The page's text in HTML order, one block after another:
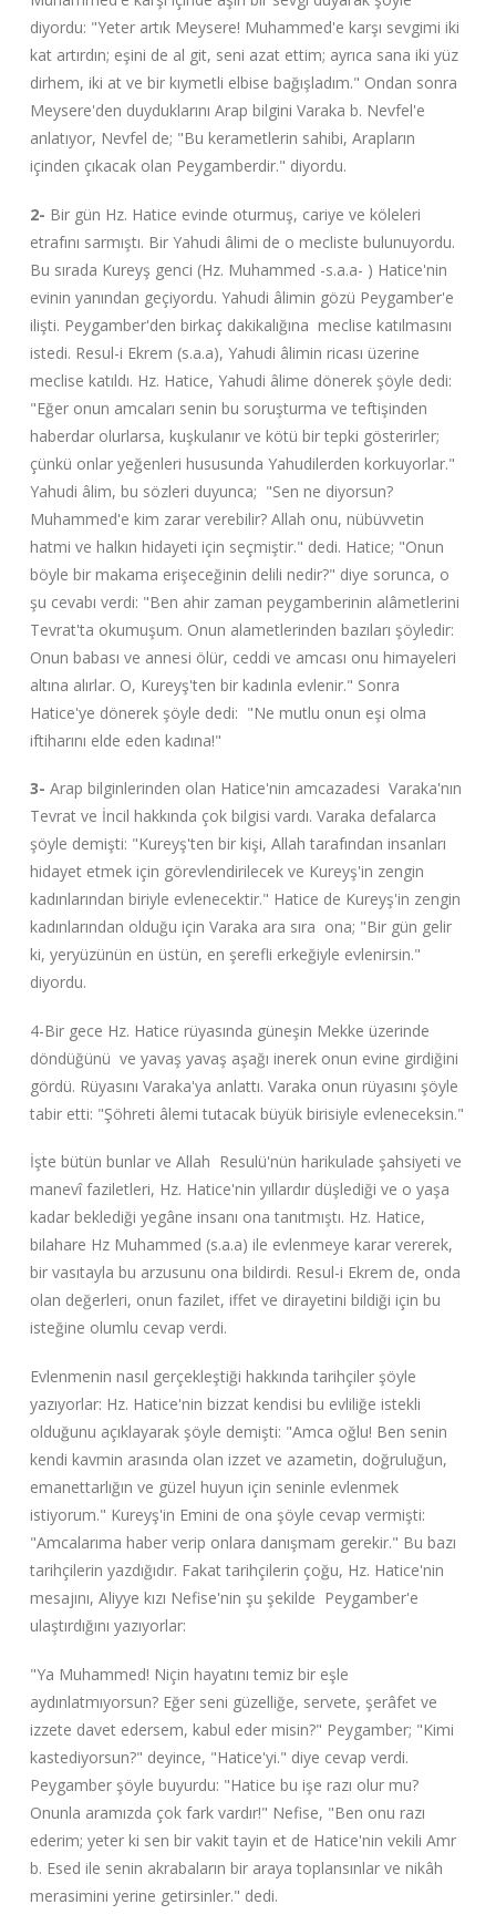
diyordu: "Yeter artık Meysere! Muhammed'e karşı sevgimi iki
kat artırdın; eşini de al git, seni azat ettim; ayrıca sana iki yüz
dirhem, iki at ve bir kıymetli elbise bağışladım." Ondan sonra
Meysere'den duyduklarını Arap bilgini Varaka b. Nevfel'e
anlatıyor, Nevfel de; "Bu kerametlerin sahibi, Arapların
içinden çıkacak olan Peygamberdir." diyordu.
2- Bir gün Hz. Hatice evinde oturmuş, cariye ve köleleri
etrafını sarmıştı. Bir Yahudi âlimi de o mecliste bulunuyordu.
Bu sırada Kureyş genci (Hz. Muhammed -s.a.a- ) Hatice'nin
evinin yanından geçiyordu. Yahudi âlimin gözü Peygamber'e
ilişti. Peygamber'den birkaç dakikalığına meclise katılmasını
istedi. Resul-i Ekrem (s.a.a), Yahudi âlimin ricası üzerine
meclise katıldı. Hz. Hatice, Yahudi âlime dönerek şöyle dedi:
"Eğer onun amcaları senin bu soruşturma ve teftişinden
haberdar olurlarsa, kuşkulanır ve kötü bir tepki gösterirler;
çünkü onlar yeğenleri hususunda Yahudilerden korkuyorlar."
Yahudi âlim, bu sözleri duyunca; "Sen ne diyorsun?
Muhammed'e kim zarar verebilir? Allah onu, nübüvvetin
hatmi ve halkın hidayeti için seçmiştir." dedi. Hatice; "Onun
böyle bir makama erişeceğinin delili nedir?" diye sorunca, o
şu cevabı verdi: "Ben ahir zaman peygamberinin alâmetlerini
Tevrat'ta okumuşum. Onun alametlerinden bazıları şöyledir:
Onun babası ve annesi ölür, ceddi ve amcası onu himayeleri
altına alırlar. O, Kureyş'ten bir kadınla evlenir." Sonra
Hatice'ye dönerek şöyle dedi: "Ne mutlu onun eşi olma
iftiharını elde eden kadına!"
3- Arap bilginlerinden olan Hatice'nin amcazadesi Varaka'nın
Tevrat ve İncil hakkında çok bilgisi vardı. Varaka defalarca
şöyle demişti: "Kureyş'ten bir kişi, Allah tarafından insanları
hidayet etmek için görevlendirilecek ve Kureyş'in zengin
kadınlarından biriyle evlenecektir." Hatice de Kureyş'in zengin
kadınlarından olduğu için Varaka ara sıra ona; "Bir gün gelir
ki, yeryüzünün en üstün, en şerefli erkeğiyle evlenirsin."
diyordu.
4-Bir gece Hz. Hatice rüyasında güneşin Mekke üzerinde
döndüğünü ve yavaş yavaş aşağı inerek onun evine girdiğini
gördü. Rüyasını Varaka'ya anlattı. Varaka onun rüyasını şöyle
tabir etti: "Şöhreti âlemi tutacak büyük birisiyle evleneceksin."
İşte bütün bunlar ve Allah Resulü'nün harikulade şahsiyeti ve
manevî faziletleri, Hz. Hatice'nin yıllardır düşlediği ve o yaşa
kadar beklediği yegâne insanı ona tanıtmıştı. Hz. Hatice,
bilahare Hz Muhammed (s.a.a) ile evlenmeye karar vererek,
bir vasıtayla bu arzusunu ona bildirdi. Resul-i Ekrem de, onda
olan değerleri, onun fazilet, iffet ve dirayetini bildiği için bu
isteğine olumlu cevap verdi.
Evlenmenin nasıl gerçekleştiği hakkında tarihçiler şöyle
yazıyorlar: Hz. Hatice'nin bizzat kendisi bu evliliğe istekli
olduğunu açıklayarak şöyle demişti: "Amca oğlu! Ben senin
kendi kavmin arasında olan izzet ve azametin, doğruluğun,
emanettarlığın ve güzel huyun için seninle evlenmek
istiyorum." Kureyş'in Emini de ona şöyle cevap vermişti:
"Amcalarıma haber verip onlara danışmam gerekir." Bu bazı
tarihçilerin yazdığıdır. Fakat tarihçilerin çoğu, Hz. Hatice'nin
mesajını, Aliyye kızı Nefise'nin şu şekilde Peygamber'e
ulaştırdığını yazıyorlar:
"Ya Muhammed! Niçin hayatını temiz bir eşle
aydınlatmıyorsun? Eğer seni güzelliğe, servete, şerâfet ve
izzete davet edersem, kabul eder misin?" Peygamber; "Kimi
kastediyorsun?" deyince, "Hatice'yi." diye cevap verdi.
Peygamber şöyle buyurdu: "Hatice bu işe razı olur mu?
Onunla aramızda çok fark vardır!" Nefise, "Ben onu razı
ederim; yeter ki sen bir vakit tayin et de Hatice'nin vekili Amr
b. Esed ile senin akrabaların bir araya toplansınlar ve nikâh
merasimini yerine getirsinler." dedi.